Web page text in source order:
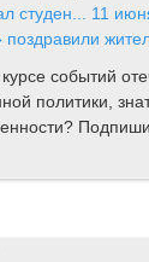
студен... 11
поздравили
событий
политики,